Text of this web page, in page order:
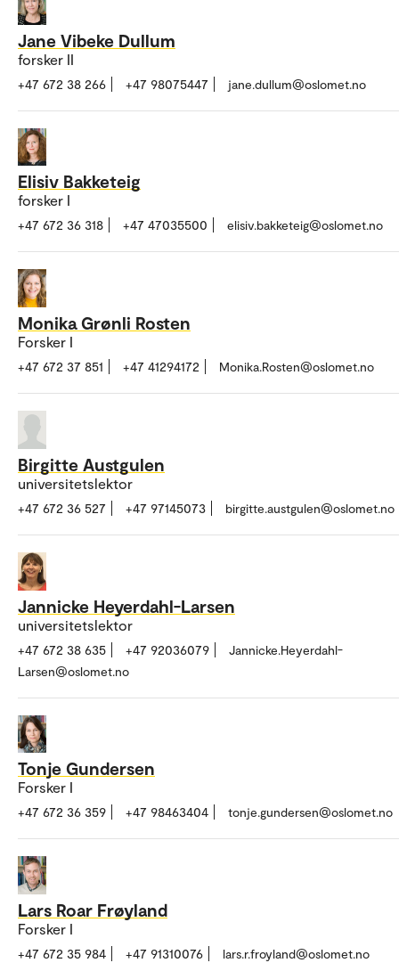
Jane Vibeke Dullum
forsker II
+47 672 38 266 +47 98075447 jane.dullum@oslomet.no
Elisiv Bakketeig
forsker I
+47 672 36 318 +47 47035500 elisiv.bakketeig@oslomet.no
Monika Grønli Rosten
Forsker I
+47 672 37 851 +47 41294172 Monika.Rosten@oslomet.no
Birgitte Austgulen
universitetslektor
+47 672 36 527 +47 97145073 birgitte.austgulen@oslomet.no
Jannicke Heyerdahl-Larsen
universitetslektor
+47 672 38 635 +47 92036079
Jannicke.Heyerdahl-
Larsen@oslomet.no
Tonje Gundersen
Forsker I
+47 672 36 359 +47 98463404 tonje.gundersen@oslomet.no
Lars Roar Frøyland
Forsker I
+47 672 35 984 +47 91310076 lars.r.froyland@oslomet.no